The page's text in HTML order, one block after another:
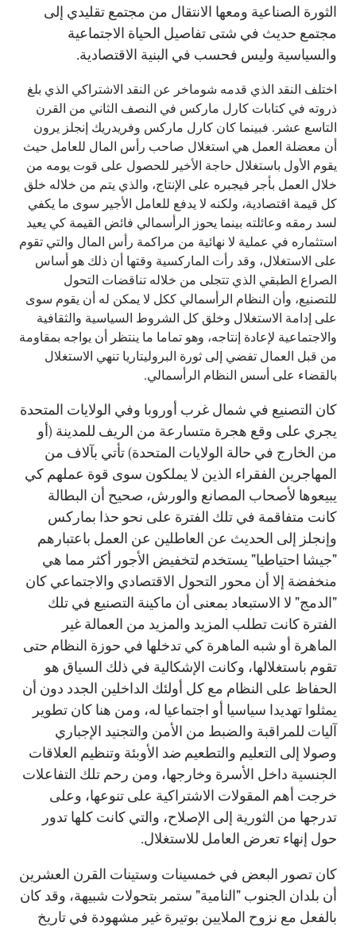
الثورة الصناعية ومعها الانتقال من مجتمع تقليدي إلى
مجتمع حديث في شتى تفاصيل الحياة الاجتماعية
والسياسية وليس فحسب في البنية الاقتصادية.
اختلف النقد الذي قدمه شوماخر عن النقد الاشتراكي الذي بلغ
ذروته في كتابات كارل ماركس في النصف الثاني من القرن
التاسع عشر. فبينما كان كارل ماركس وفريدريك إنجلز يرون
أن معضلة العمل هي استغلال صاحب رأس المال للعامل حيث
يقوم الأول باستغلال حاجة الأخير للحصول على قوت يومه من
خلال العمل بأجر فيجبره على الإنتاج، والذي يتم من خلاله خلق
كل قيمة اقتصادية، ولكنه لا يدفع للعامل الأجير سوى ما يكفي
لسد رمقه وعائلته بينما يحوز الرأسمالي فائض القيمة كي يعيد
استثماره في عملية لا نهائية من مراكمة رأس المال والتي تقوم
على الاستغلال، وقد رأت الماركسية وقتها أن ذلك هو أساس
الصراع الطبقي الذي تتجلى من خلاله تناقضات التحول
للتصنيع، وأن النظام الرأسمالي ككل لا يمكن له أن يقوم سوى
على إدامة الاستغلال وخلق كل الشروط السياسية والثقافية
والاجتماعية لإعادة إنتاجه، وهو تماما ما ينتظر أن يواجه بمقاومة
من قبل العمال تفضي إلى ثورة البروليتاريا تنهي الاستغلال
بالقضاء على أسس النظام الرأسمالي.
كان التصنيع في شمال غرب أوروبا وفي الولايات المتحدة
يجري على وقع هجرة متسارعة من الريف للمدينة (أو
من الخارج في حالة الولايات المتحدة) تأتي بآلاف من
المهاجرين الفقراء الذين لا يملكون سوى قوة عملهم كي
يبيعوها لأصحاب المصانع والورش، صحيح أن البطالة
كانت متفاقمة في تلك الفترة على نحو حذا بماركس
وإنجلز إلى الحديث عن العاطلين عن العمل باعتبارهم
"جيشا احتياطيا" يستخدم لتخفيض الأجور أكثر مما هي
منخفضة إلا أن محور التحول الاقتصادي والاجتماعي كان
"الدمج" لا الاستبعاد بمعنى أن ماكينة التصنيع في تلك
الفترة كانت تطلب المزيد والمزيد من العمالة غير
الماهرة أو شبه الماهرة كي تدخلها في حوزة النظام حتى
تقوم باستغلالها، وكانت الإشكالية في ذلك السياق هو
الحفاظ على النظام مع كل أولئك الداخلين الجدد دون أن
يمثلوا تهديدا سياسيا أو اجتماعيا له، ومن هنا كان تطوير
آليات للمراقبة والضبط من الأمن والتجنيد الإجباري
وصولا إلى التعليم والتطعيم ضد الأوبئة وتنظيم العلاقات
الجنسية داخل الأسرة وخارجها، ومن رحم تلك التفاعلات
خرجت أهم المقولات الاشتراكية على تنوعها، وعلى
تدرجها من الثورية إلى الإصلاح، والتي كانت كلها تدور
حول إنهاء تعرض العامل للاستغلال.
كان تصور البعض في خمسينات وستينات القرن العشرين
أن بلدان الجنوب "النامية" ستمر بتحولات شبيهة، وقد كان
بالفعل مع نزوح الملايين بوتيرة غير مشهودة في تاريخ